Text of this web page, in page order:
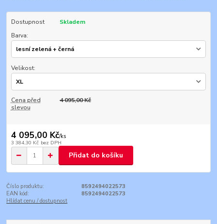
Dostupnost
Skladem
Barva:
Velikost:
Cena před
slevou
4 095,00 Kč
4 095,00 Kč/ks
3 384,30 Kč bez DPH
Přidat do košíku
Číslo produktu:
8592494022573
EAN kód:
8592494022573
Hlídat cenu / dostupnost